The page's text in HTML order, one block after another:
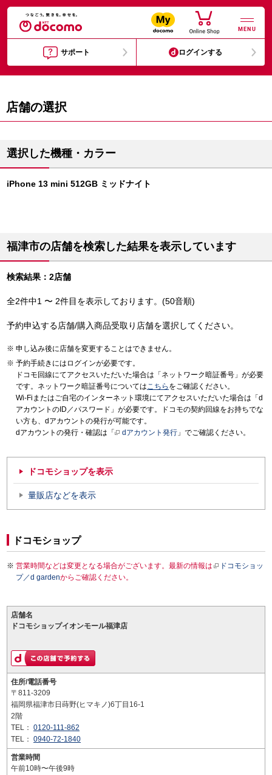
MENU
サポート ログインする
店舗の選択
選択した機種・カラー
iPhone 13 mini 512GB ミッドナイト
福津市の店舗を検索した結果を表示しています
検索結果：2店舗
全2件中1 〜 2件目を表示しております。(50音順)
予約申込する店舗/購入商品受取り店舗を選択してください。
申し込み後に店舗を変更することはできません。
予約手続きにはログインが必要です。
ドコモ回線にてアクセスいただいた場合は「ネットワーク暗証番号」が必要
です。ネットワーク暗証番号についてはこちら をご確認ください。
Wi-Fiまたはご自宅のインターネット環境にてアクセスいただいた場合は「d
アカウントのID／パスワード」が必要です。ドコモの契約回線をお持ちでな
い方も、dアカウントの発行が可能です。
dアカウントの発行・確認は「
dアカウント発行 」でご確認ください。
ドコモショップを表示
量販店などを表示
ドコモショップ
営業時間などは変更となる場合がございます。最新の情報は
ドコモショッ
プ／d gardenからご確認ください。
店舗名
ドコモショップイオンモール福津店
住所/電話番号
〒811-3209
福岡県福津市日蒔野(ヒマキノ)6丁目16-1
2階
TEL： 0120-111-862
TEL： 0940-72-1840
営業時間
午前10時〜午後9時